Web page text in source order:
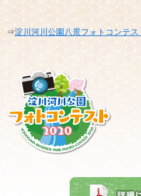
⇒淀川河川公園八景フォトコンテ